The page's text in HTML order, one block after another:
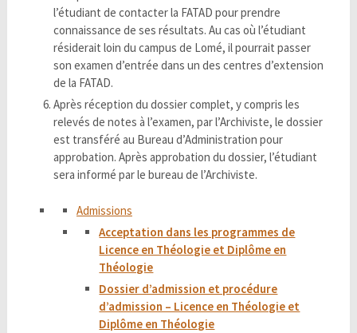
l’étudiant de contacter la FATAD pour prendre
connaissance de ses résultats. Au cas où l’étudiant
résiderait loin du campus de Lomé, il pourrait passer
son examen d’entrée dans un des centres d’extension
de la FATAD.
Après réception du dossier complet, y compris les
relevés de notes à l’examen, par l’Archiviste, le dossier
est transféré au Bureau d’Administration pour
approbation. Après approbation du dossier, l’étudiant
sera informé par le bureau de l’Archiviste.
Admissions
Acceptation dans les programmes de
Licence en Théologie et Diplôme en
Théologie
Dossier d’admission et procédure
d’admission – Licence en Théologie et
Diplôme en Théologie